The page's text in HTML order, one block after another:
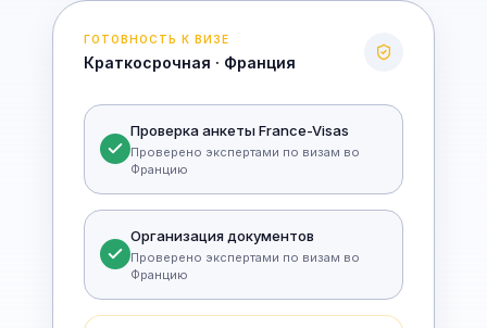
ГОТОВНОСТЬ К ВИЗЕ
Краткосрочная · Франция
Проверка анкеты France-Visas
Проверено экспертами по визам во
Францию
Организация документов
Проверено экспертами по визам во
Францию